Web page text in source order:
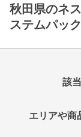
秋田県のネ
ステムパッ
該
エリアや商